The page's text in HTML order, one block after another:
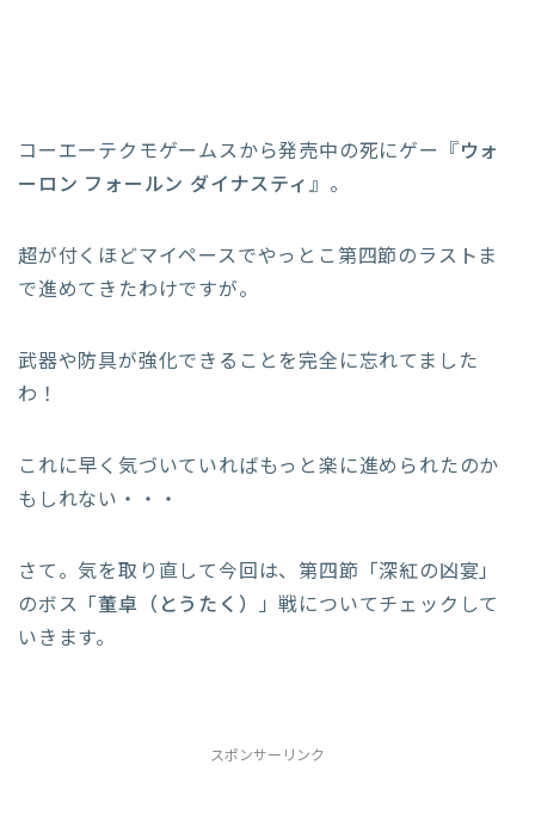
コーエーテクモゲームスから発売中の死にゲー『ウォ
ーロン フォールン ダイナスティ』。
超が付くほどマイペースでやっとこ第四節のラストま
で進めてきたわけですが。
武器や防具が強化できることを完全に忘れてました
わ！
これに早く気づいていればもっと楽に進められたのか
もしれない・・・
さて。気を取り直して今回は、第四節「深紅の凶宴」
のボス「董卓（とうたく） 」戦についてチェックして
いきます。
スポンサーリンク